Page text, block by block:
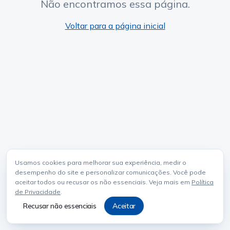
Usamos cookies para melhorar sua experiência, medir o
desempenho do site e personalizar comunicações. Você pode
aceitar todos ou recusar os não essenciais. Veja mais em Política
de Privacidade.
Recusar não essenciais Aceitar
Não encontramos essa página.
Voltar para a página inicial